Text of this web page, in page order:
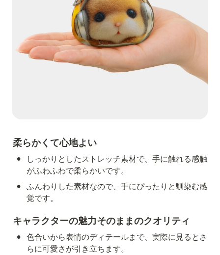
柔らかくて心地よい
•
しっかりとしたストレッチ素材で、手に触れる感触
がふわふわで柔らかいです。
• ふんわりした素材なので、手にぴったりと馴染む感
覚です。
キャラクターの魅力そのままのクオリティ
• 色合いから表情のディテールまで、実際に見るとさ
らに可愛さが引き立ちます。